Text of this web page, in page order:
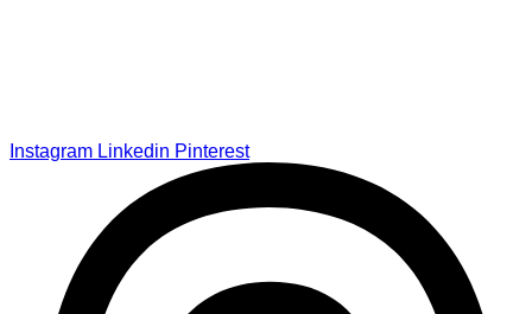
Instagram Linkedin Pinterest